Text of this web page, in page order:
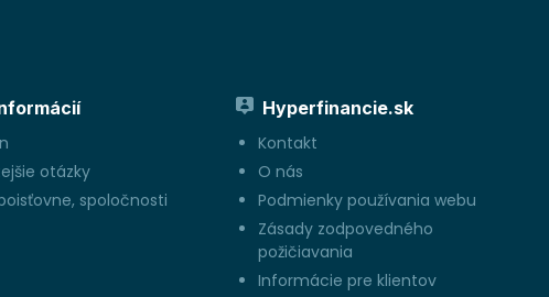
otázky
spoločnosti
Hyperfinancie.sk
Kontakt
O nás
Podmienky používania webu
Zásady zodpovedného
požičiavania
Informácie pre klientov